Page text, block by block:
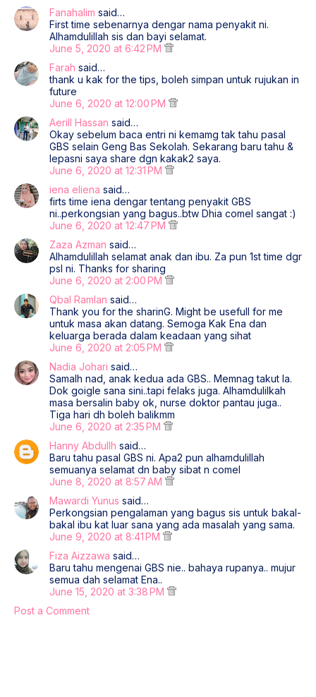
Fanahalim said…
First time sebenarnya dengar nama penyakit ni.
Alhamdulillah sis dan bayi selamat.
June 5, 2020 at 6:42 PM
Farah said…
thank u kak for the tips, boleh simpan untuk rujukan in
future
June 6, 2020 at 12:00 PM
Aerill Hassan said…
Okay sebelum baca entri ni kemamg tak tahu pasal
GBS selain Geng Bas Sekolah. Sekarang baru tahu &
lepasni saya share dgn kakak2 saya.
June 6, 2020 at 12:31 PM
iena eliena said…
firts time iena dengar tentang penyakit GBS
ni..perkongsian yang bagus..btw Dhia comel sangat :)
June 6, 2020 at 12:47 PM
Zaza Azman said…
Alhamdulillah selamat anak dan ibu. Za pun 1st time dgr
psl ni. Thanks for sharing
June 6, 2020 at 2:00 PM
Qbal Ramlan said…
Thank you for the sharinG. Might be usefull for me
untuk masa akan datang. Semoga Kak Ena dan
keluarga berada dalam keadaan yang sihat
June 6, 2020 at 2:05 PM
Nadia Johari said…
Samalh nad, anak kedua ada GBS.. Memnag takut la.
Dok goigle sana sini..tapi felaks juga. Alhamdulilkah
masa bersalin baby ok, nurse doktor pantau juga..
Tiga hari dh boleh balikmm
June 6, 2020 at 2:35 PM
Hanny Abdullh said…
Baru tahu pasal GBS ni. Apa2 pun alhamdulillah
semuanya selamat dn baby sibat n comel
June 8, 2020 at 8:57 AM
Mawardi Yunus said…
Perkongsian pengalaman yang bagus sis untuk bakal-
bakal ibu kat luar sana yang ada masalah yang sama.
June 9, 2020 at 8:41 PM
Fiza Aizzawa said…
Baru tahu mengenai GBS nie.. bahaya rupanya.. mujur
semua dah selamat Ena..
June 15, 2020 at 3:38 PM
Post a Comment